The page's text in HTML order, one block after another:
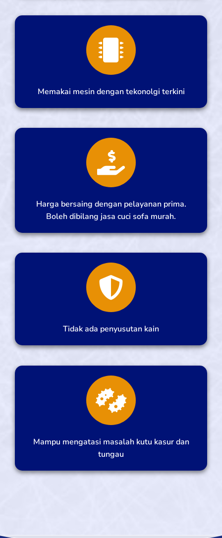
Memakai mesin dengan tekonolgi terkini
Harga bersaing dengan pelayanan prima.
Boleh dibilang jasa cuci sofa murah.
Tidak ada penyusutan kain
Mampu mengatasi masalah kutu kasur dan
tungau